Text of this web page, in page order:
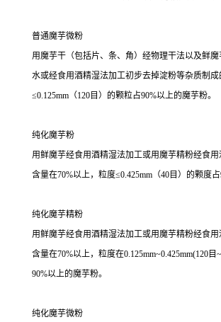
普通魔芋微粉
用魔芋干（包括片、条、角）经物理干法以及鲜
水或经食用酒精湿法加工初步去掉淀粉等杂质制成
≤0.125mm（120目）的颗粒占90%以上的魔芋粉。
纯化魔芋粉
用鲜魔芋经食用酒精湿法加工或用魔芋精粉经食
含量在70%以上，粒度≤0.425mm（40目）的颗度占
纯化魔芋精粉
用鲜魔芋经食用酒精湿法加工或用魔芋精粉经食
含量在70%以上，粒度在0.125mm~0.425mm(120目
90%以上的魔芋粉。
纯化魔芋微粉